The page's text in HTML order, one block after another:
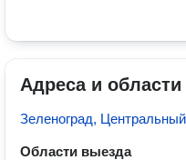
Адреса и
Зеленоград,
Области выезда